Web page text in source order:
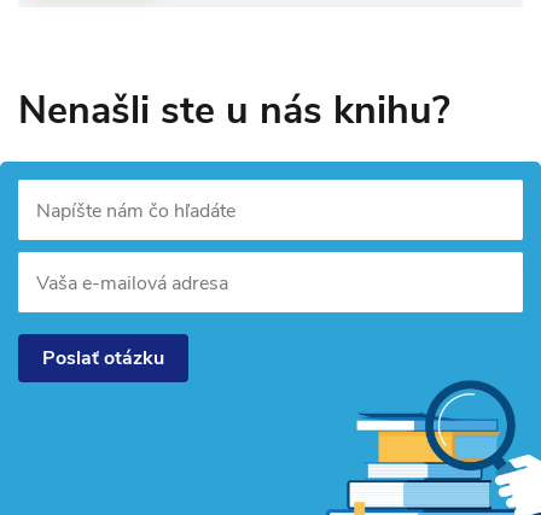
Nenašli ste u nás knihu?
Napíšte nám čo hľadáte
Vaša e-mailová adresa
Poslať otázku